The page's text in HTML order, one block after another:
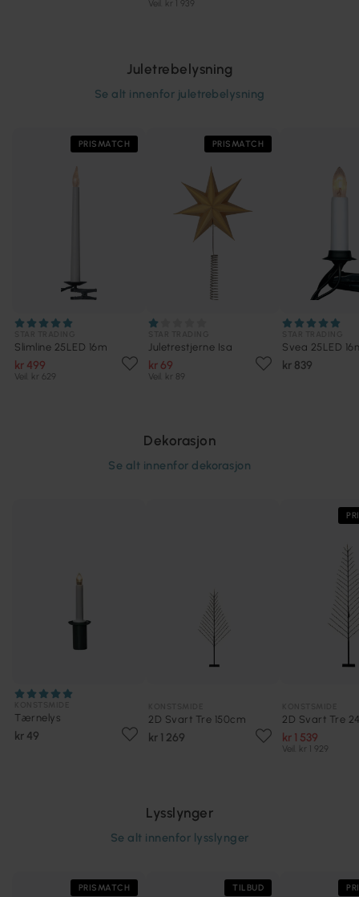
Veil. kr 1 939
Juletrebelysning
Se alt innenfor juletrebelysning
PRISMATCH
Slimline 25LED 16m
kr 499
Veil. kr 629
PRISMATCH
Juletrestjerne Isa
kr 69
Veil. kr 89
Svea 25LED
kr 839
Dekorasjon
Se alt innenfor dekorasjon
Tærnelys
kr 49
2D Svart Tre 150cm
kr 1 269
2D Svart Tre
kr 1 539
Veil. kr 1 929
Lysslynger
Se alt innenfor lysslynger
PRISMATCH TILBUD